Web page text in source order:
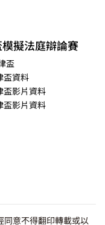
擬法庭辯論賽
盃
盃資料
盃影片資料
盃影片資料
同意不得翻印轉載或以